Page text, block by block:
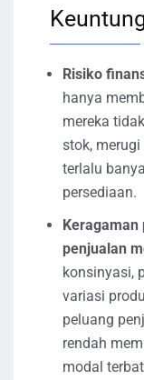
Risiko
hanya
mereka
stok,
terlalu
persediaan.
Keragaman
penjualan
konsinyasi,
variasi
peluang
rendah
modal